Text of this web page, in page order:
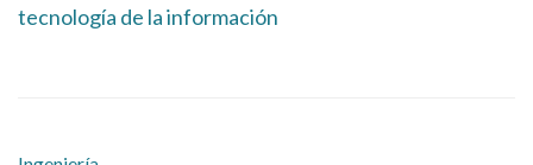
tecnología de la información